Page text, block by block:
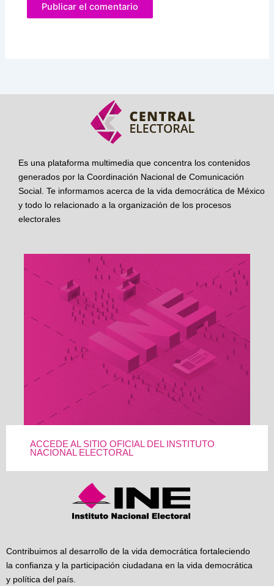
Es una plataforma multimedia que concentra los contenidos
generados por la Coordinación Nacional de Comunicación
Social. Te informamos acerca de la vida democrática de México
y todo lo relacionado a la organización de los procesos
electorales
ACCEDE AL SITIO OFICIAL DEL INSTITUTO
NACIONAL ELECTORAL
Contribuimos al desarrollo de la vida democrática fortaleciendo
la confianza y la participación ciudadana en la vida democrática
y política del país.